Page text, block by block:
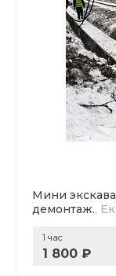
Мини
демонтаж.,
1 час
1 800 ₽